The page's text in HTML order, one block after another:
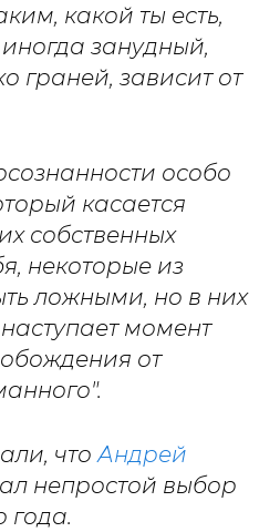
какой ты есть,
занудный,
граней, зависит от
особо
касается
собственных
некоторые из
ложными, но в них
момент
от
чтоАндрей
непростой выбор
года.